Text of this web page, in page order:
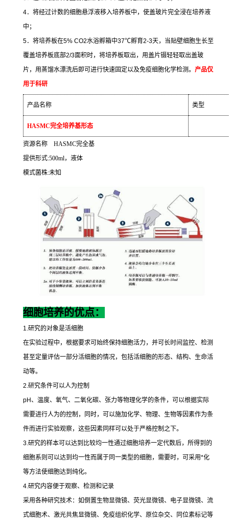
4．将经过计数的细胞悬浮液移入培养板中，使盖玻片完全浸在培养液
中；
5．将培养板在5% CO2水浴孵箱中37℃孵育2-3天，当贴壁细胞生长至
覆盖培养板底部2/3面积时，将培养板取出，用盖片镊轻轻取出盖玻
片，用蒸馏水漂洗后即可进行快速固定以及免疫细胞化学检测。 产品仅
用于科研
产品名称 类型
HASMC完全培养基形态
资源名称 HASMC完全基
提供形式:500ml，液体
模式菌株:未知
细胞培养的优点：
1.研究的对象是活细胞
在实验过程中，根据要求可始终保持细胞活力，并可长时间监控、检测
甚至定量评估一部分活细胞的情况，包括活细胞的形态、结构、生命活
动等。
2.研究条件可以人为控制
pH、温度、氧气、二氧化碳、张力等物理化学的条件，可以根据实际
需要进行人为的控制，同时，可以施加化学、物理、生物等因素作为条
件而进行实验观察，这些因素同样可以处于严格控制之下。
3.研究的样本可以达到比较均一性通过细胞培养一定代数后，所得到的
细胞系则可以达到均一性而属于同一类型的细胞，需要时，可采用*化
等方法使细胞达到纯化。
4.研究内容便于观察、检测和记录
采用各种研究技术：如倒置生物显微镜、荧光显微镜、电子显微镜、流
式细胞术、激光共焦显微镜、免疫组织化学、原位杂交、同位素标记等